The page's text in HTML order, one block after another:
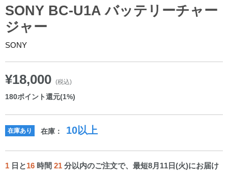
SONY BC-U1A バッテリーチャー
ジャー
SONY
¥18,000 (税込)
180ポイント還元(1%)
在庫あり 在庫： 10以上
1 日と16 時間 21 分以内のご注文で、最短8月11日(火)にお届け